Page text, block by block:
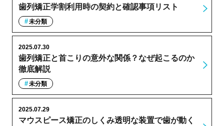
歯列矯正学割利用時の契約と確認事項リスト
未分類
歯列矯正と首こりの意外な関係？なぜ起こるのか
徹底解説
2025.07.30
未分類
マウスピース矯正のしくみ透明な装置で歯が動く
2025.07.29